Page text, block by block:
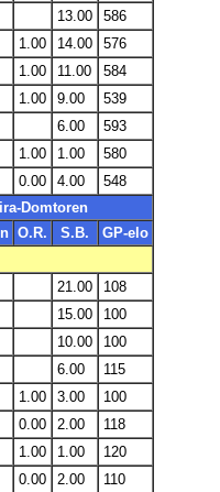
13.00
586
1.00 14.00
576
1.00 11.00
584
1.00 9.00
539
6.00
593
1.00 1.00
580
0.00 4.00
548
Domtoren
O.R. S.B.
GP-elo
21.00
108
15.00
100
10.00
100
6.00
115
1.00 3.00
100
0.00 2.00
118
1.00 1.00
120
0.00 2.00 110